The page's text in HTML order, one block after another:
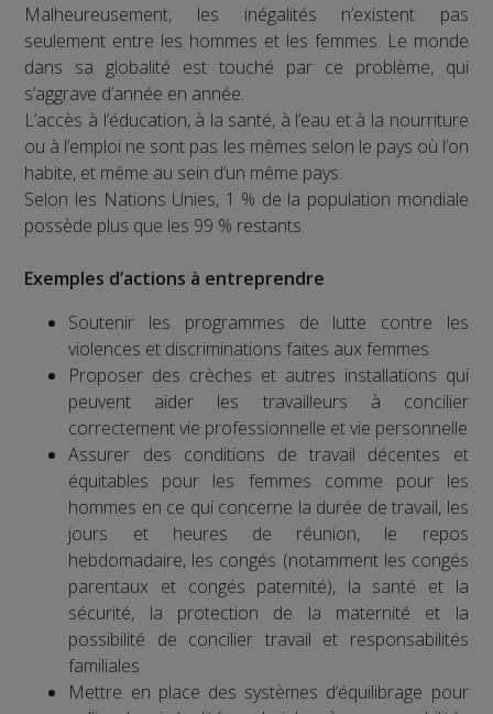
Malheureusement, les inégalités n’existent pas
seulement entre les hommes et les femmes. Le monde
dans sa globalité est touché par ce problème, qui
s’aggrave d’année en année.
L’accès à l’éducation, à la santé, à l’eau et à la nourriture
ou à l’emploi ne sont pas les mêmes selon le pays où l’on
habite, et même au sein d’un même pays.
Selon les Nations Unies, 1 % de la population mondiale
possède plus que les 99 % restants.
Exemples d’actions à entreprendre
Soutenir les programmes de lutte contre les
violences et discriminations faites aux femmes
Proposer des crèches et autres installations qui
peuvent aider les travailleurs à concilier
correctement vie professionnelle et vie personnelle
Assurer des conditions de travail décentes et
équitables pour les femmes comme pour les
hommes en ce qui concerne la durée de travail, les
jours et heures de réunion, le repos
hebdomadaire, les congés (notamment les congés
parentaux et congés paternité), la santé et la
sécurité, la protection de la maternité et la
possibilité de concilier travail et responsabilités
familiales
Mettre en place des systèmes d’équilibrage pour